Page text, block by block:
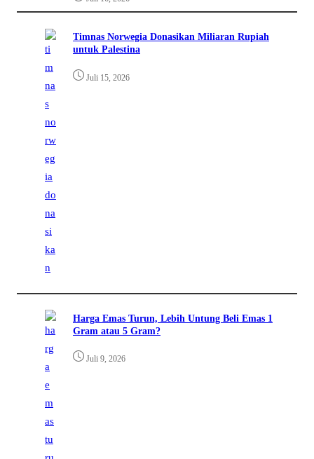
Timnas Norwegia Donasikan Miliaran Rupiah
untuk Palestina
Juli 15, 2026
Harga Emas Turun, Lebih Untung Beli Emas 1
Gram atau 5 Gram?
Juli 9, 2026